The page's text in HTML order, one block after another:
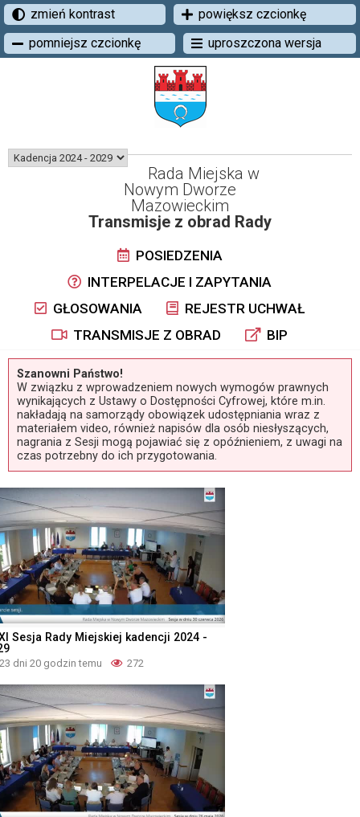
zmień kontrast
powiększ czcionkę
pomniejsz czcionkę
uproszczona wersja
Rada Miejska w
Nowym Dworze
Mazowieckim
Transmisje z obrad Rady
POSIEDZENIA
INTERPELACJE I ZAPYTANIA
GŁOSOWANIA
REJESTR UCHWAŁ
TRANSMISJE Z OBRAD
BIP
Szanowni Państwo!
W związku z wprowadzeniem nowych wymogów prawnych
wynikających z Ustawy o Dostępności Cyfrowej, które m.in.
nakładają na samorządy obowiązek udostępniania wraz z
materiałem video, również napisów dla osób niesłyszących,
nagrania z Sesji mogą pojawiać się z opóźnieniem, z uwagi na
czas potrzebny do ich przygotowania.
Sesja Rady Miejskiej kadencji 2024 -
23 dni 20 godzin temu 272